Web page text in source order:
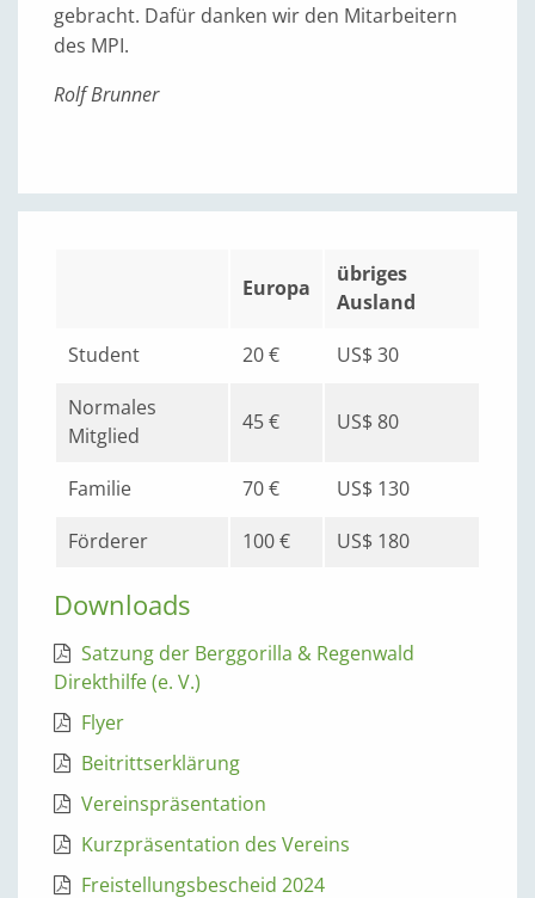
gebracht. Dafür danken wir den Mitarbeitern
des MPI.
Rolf Brunner
Europa
übriges
Ausland
Student
20 €
US$ 30
Normales
Mitglied
45 € US$ 80
Familie 70 €
US$ 130
Förderer
100 € US$ 180
Downloads
Satzung der Berggorilla & Regenwald
Direkthilfe (e. V.)
Flyer
Beitrittserklärung
Vereinspräsentation
Kurzpräsentation des Vereins
Freistellungsbescheid 2024